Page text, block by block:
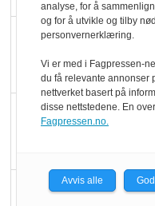
analyse, for å
og for å utvikle og tilby
personvernerklæring.
Vi er med i Fagpressen-
du få relevante annonser
nettverket basert på
disse nettstedene. En
Fagpressen.no.
Avvis alle